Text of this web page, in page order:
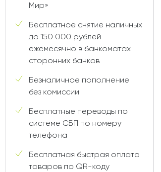
Мир»
Бесплатное снятие наличных
до 150 000 рублей
ежемесячно в банкоматах
сторонних банков
Безналичное пополнение
без комиссии
Бесплатные переводы по
системе СБП по номеру
телефона
Бесплатная быстрая оплата
товаров по QR-коду